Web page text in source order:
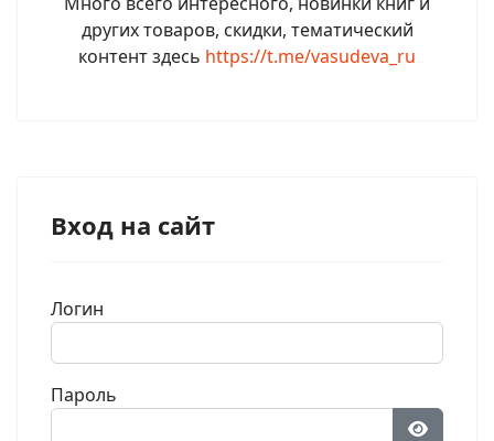
других товаров, скидки, тематический
контент здесь https://t.me/vasudeva_ru
Вход на сайт
Логин
Пароль